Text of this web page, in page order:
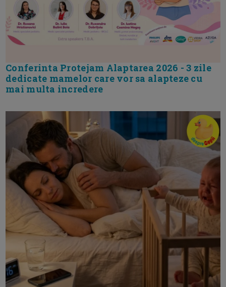
Conferinta Protejam Alaptarea 2026 - 3 zile
dedicate mamelor care vor sa alapteze cu
mai multa incredere